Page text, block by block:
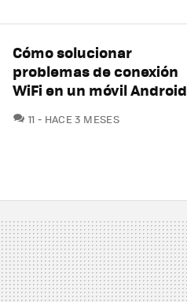
Cómo solucionar
problemas de conexión
WiFi en un móvil Android
11 COMENTARIOS
HACE 3 MESES